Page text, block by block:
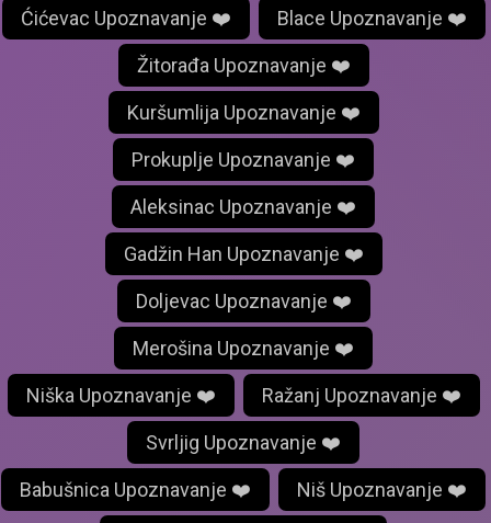
Ćićevac Upoznavanje ❤️ Blace Upoznavanje ❤️
Žitorađa Upoznavanje ❤️
Kuršumlija Upoznavanje ❤️
Prokuplje Upoznavanje ❤️
Aleksinac Upoznavanje ❤️
Gadžin Han Upoznavanje ❤️
Doljevac Upoznavanje ❤️
Merošina Upoznavanje ❤️
Niška Upoznavanje ❤️ Ražanj Upoznavanje ❤️
Svrljig Upoznavanje ❤️
Babušnica Upoznavanje ❤️ Niš Upoznavanje ❤️